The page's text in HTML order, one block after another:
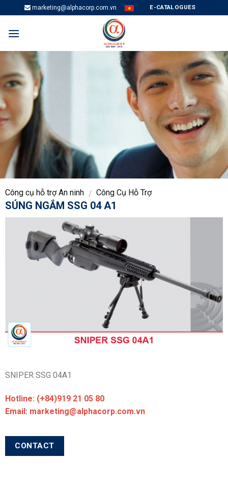
content
marketing@alphacorp.com.vn E-CATALOGUES
Công cụ hỗ trợ An ninh / Công Cụ Hỗ Trợ
SÚNG NGẮM SSG 04 A1
SNIPER SSG 04A1
Hotline: (+84)919 21 05 80
Email: marketing@alphacorp.com.vn
CONTACT